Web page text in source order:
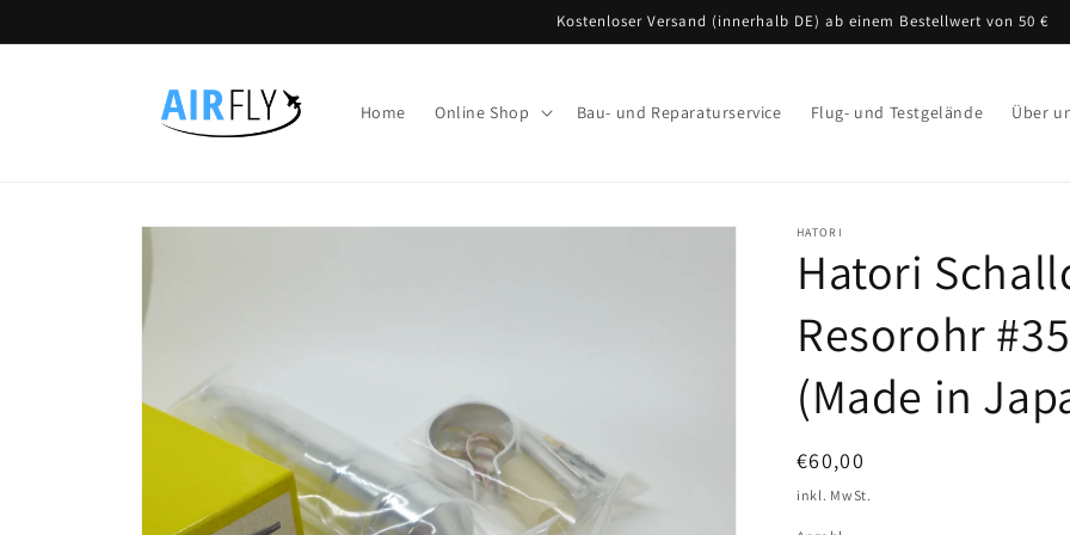
Inhalt
Kostenloser Versand (innerhalb DE) ab einem Bestellwert von 50 €
Home Online Shop Bau- und Reparaturservice Flug- und Testgelände Über
Zu
HATORI
Hatori
Resorohr
(Made in
Normaler
Preis
€60,00
inkl. MwSt.